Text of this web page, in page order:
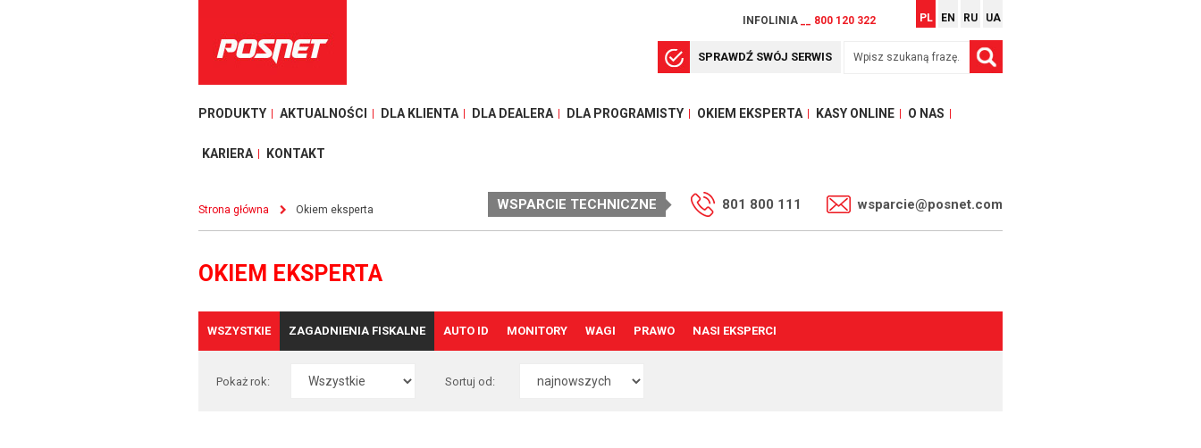
INFOLINIA __ 800 120 322 PL EN RU UA
SPRAWDŹ SWÓJ SERWIS
PRODUKTY AKTUALNOŚCI DLA KLIENTA DLA DEALERA DLA PROGRAMISTY OKIEM EKSPERTA KASY ONLINE O NAS
KARIERA KONTAKT
Strona główna Okiem eksperta WSPARCIE TECHNICZNE 801 800 111 wsparcie@posnet.com
OKIEM EKSPERTA
WSZYSTKIE ZAGADNIENIA FISKALNE AUTO ID MONITORY WAGI PRAWO NASI EKSPERCI
Pokaż rok: Sortuj od: